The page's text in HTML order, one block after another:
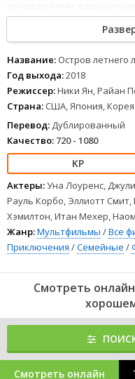
ожившими предметами.
Название: Остров летнего
Год выхода:2018
Режиссер:Ники Ян, Райан
Страна: США, Япония,
Перевод: Дублированный
Качество: 720 - 1080
Актеры:Уна Лоуренс,
Рауль Корбо, Эллиотт
Хэмилтон, Итан Мехер,
Жанр:Мультфильмы /Все
Приключения /Семейные /
Смотреть
Смотреть онлайн